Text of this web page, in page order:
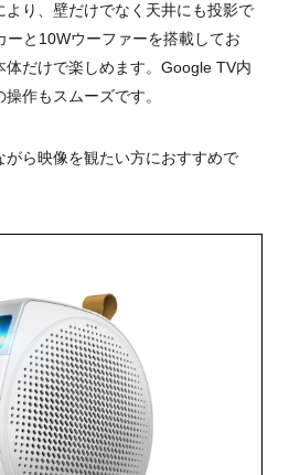
り、壁だけでなく天井にも投影で
ーと10Wウーファーを搭載してお
体だけで楽しめます。Google TV内
作もスムーズです。
がら映像を観たい方におすすめで